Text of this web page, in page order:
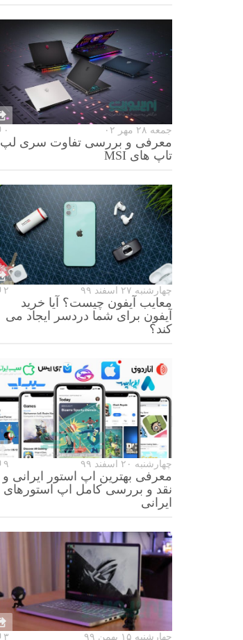
جمعه ۲۸ مهر ۰۲ ۰
معرفی و بررسی تفاوت سری لپ
تاپ های MSI
چهارشنبه ۲۷ اسفند ۹۹ ۲
معایب آیفون چیست؟ آیا خرید
آیفون برای شما دردسر ایجاد می
کند؟
چهارشنبه ۲۰ اسفند ۹۹ ۹
معرفی بهترین اپ استور ایرانی و
نقد و بررسی کامل اپ استورهای
ایرانی
چهارشنبه ۱۵ بهمن ۹۹ ۳